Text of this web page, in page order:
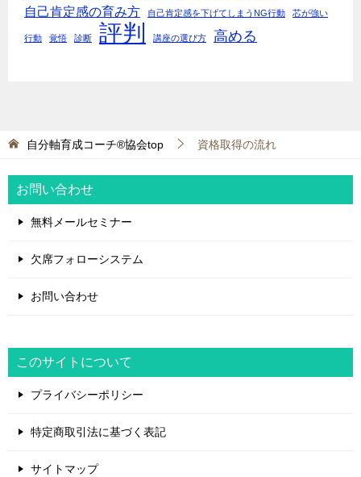
自己肯定感の育み方 自己肯定感を下げてしまうNG行動 芯が強い
行動 覚悟 診断 評判 講座の選び方 高める
自分軸育成コーチ®協会top 資格取得の流れ
お問い合わせ
無料メールセミナー
欠席フォローシステム
お問い合わせ
このサイトについて
プライバシーポリシー
特定商取引法に基づく表記
サイトマップ